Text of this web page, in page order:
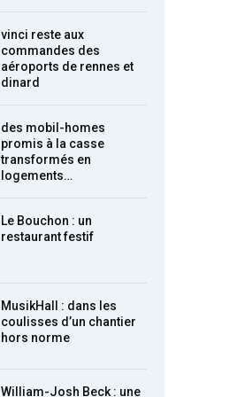
vinci reste aux
commandes des
aéroports de rennes et
dinard
des mobil-homes
promis à la casse
transformés en
logements…
Le Bouchon : un
restaurant festif
MusikHall : dans les
coulisses d’un chantier
hors norme
William-Josh Beck : une